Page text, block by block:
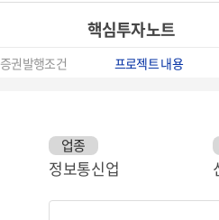
핵심투자노트
증권발행조건 프로젝트 내용
업종
정보통신업